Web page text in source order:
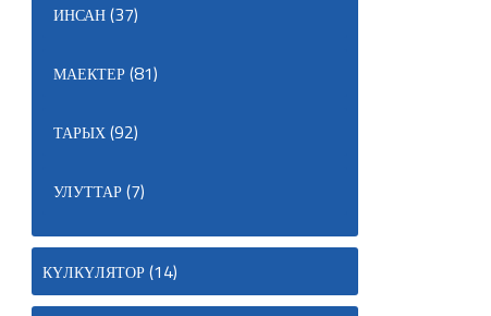
ИНСАН(37)
МАЕКТЕР(81)
ТАРЫХ(92)
УЛУТТАР(7)
КҮЛКҮЛЯТОР(14)